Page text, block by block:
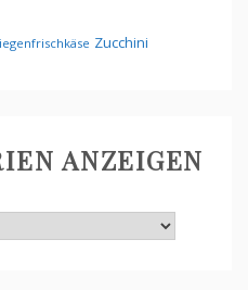
Zucchini
ANZEIGEN